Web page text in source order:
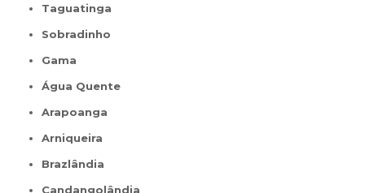
Taguatinga
Sobradinho
Gama
Água Quente
Arapoanga
Arniqueira
Brazlândia
Candangolândia